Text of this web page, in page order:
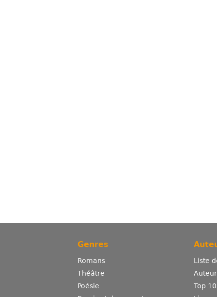
Genres
Romans
Théâtre
Poésie
Liste
Top